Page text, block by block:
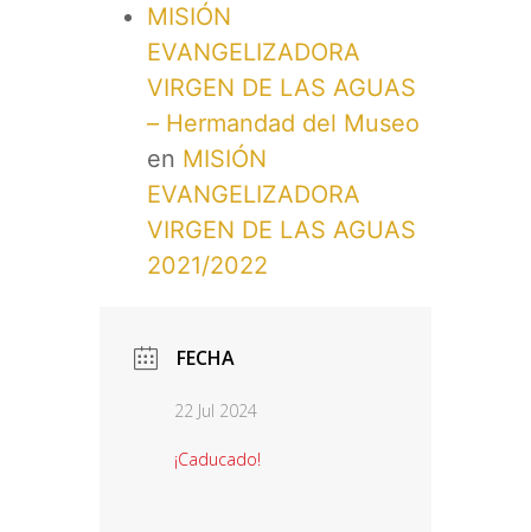
MISIÓN
EVANGELIZADORA
VIRGEN DE LAS AGUAS
– Hermandad del Museo
en MISIÓN
EVANGELIZADORA
VIRGEN DE LAS AGUAS
2021/2022
FECHA
22 Jul 2024
¡Caducado!